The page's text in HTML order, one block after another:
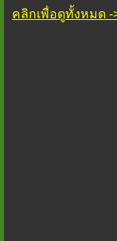
คลิกเพื่อดูทั้งหมด -